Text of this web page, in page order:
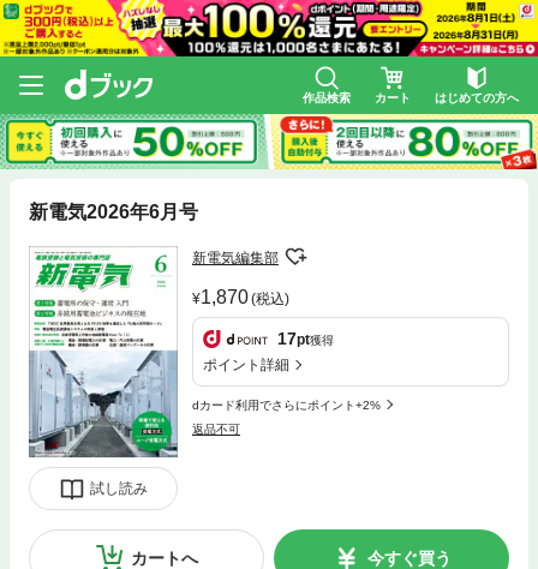
作品検索 カート はじめての方へ
新電気2026年6月号
試し読み
新電気編集部
1,870(税込)
17pt獲得
ポイント詳細
dカード利用でさらにポイント+2%
返品不可
カートへ 今すぐ買う